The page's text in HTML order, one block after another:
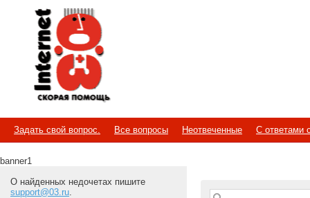
Internet
Скорая помощь
Задать свой вопрос. Все вопросы Неотвеченные С ответами
banner1
О найденных недочетах пишите
support@03.ru.